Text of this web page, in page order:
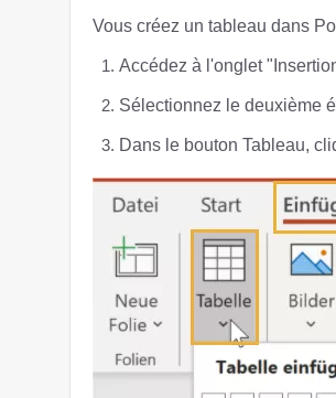
Vous créez un tableau dans
Accédez à l'onglet
Sélectionnez le deuxième
Dans le bouton Tableau,